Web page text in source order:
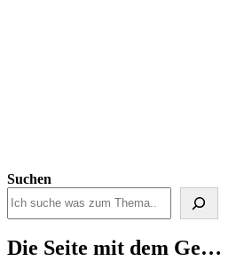
Suchen
Die Seite mit dem Ge…